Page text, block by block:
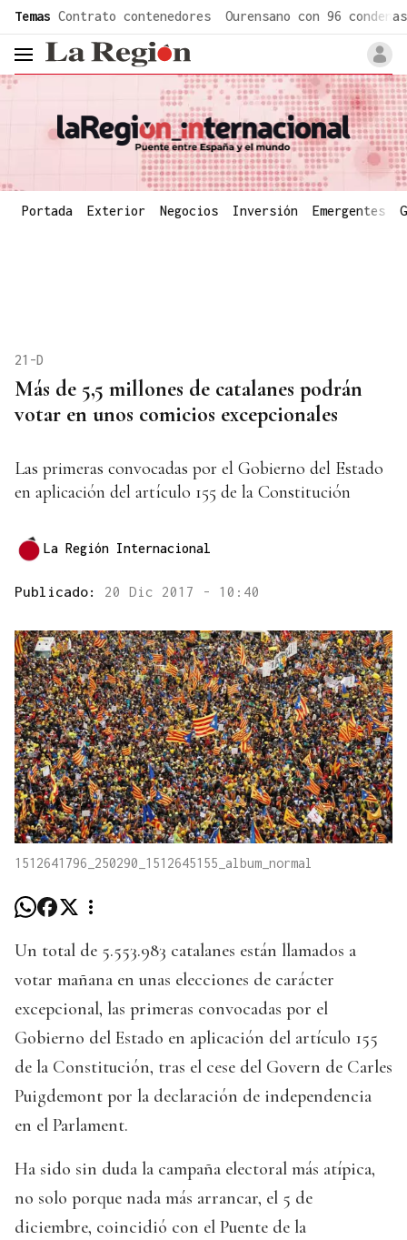
Temas Contrato contenedores Ourensano con 96 condenas
header.menu.open
Portada Exterior Negocios Inversión Emergentes
Más de 5,5 millones de catalanes podrán
votar en unos comicios excepcionales
21-D
Las primeras convocadas por el Gobierno del Estado
en aplicación del artículo 155 de la Constitución
La Región Internacional
Publicado: 20 Dic 2017 - 10:40
1512641796_250290_1512645155_album_normal
Un total de 5.553.983 catalanes están llamados a
votar mañana en unas elecciones de carácter
excepcional, las primeras convocadas por el
Gobierno del Estado en aplicación del artículo 155
de la Constitución, tras el cese del Govern de Carles
Puigdemont por la declaración de independencia
en el Parlament.
Ha sido sin duda la campaña electoral más atípica,
no solo porque nada más arrancar, el 5 de
diciembre, coincidió con el Puente de la